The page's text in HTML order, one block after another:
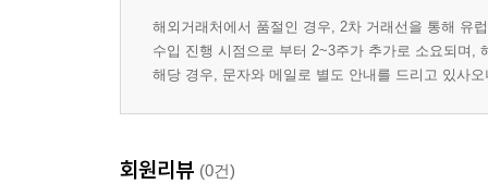
해외거래처에서 품절인 경우, 2차 거래선을 통해 유
수입 진행 시점으로 부터 2~3주가 추가로 소요되며,
해당 경우, 문자와 메일로 별도 안내를 드리고 있사
회원리뷰 (0건)